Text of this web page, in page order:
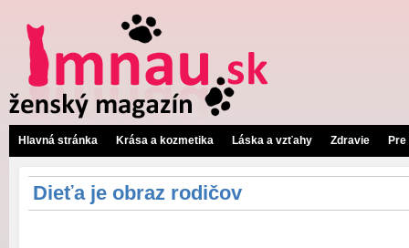
Hlavná stránka Krása a kozmetika Láska a vzťahy Zdravie
Dieťa je obraz rodičov